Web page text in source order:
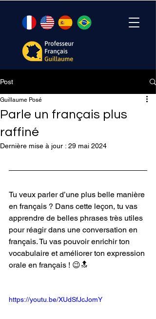
Post
Parle un français plus
raffiné
Guillaume Posé
Dernière mise à jour : 29 mai 2024
Tu veux parler d’une plus belle manière
en français ? Dans cette leçon, tu vas
apprendre de belles phrases très utiles
pour réagir dans une conversation en
français. Tu vas pouvoir enrichir ton
vocabulaire et améliorer ton expression
orale en français ! 😉🔝
https://youtu.be/XUdSfJcJomY